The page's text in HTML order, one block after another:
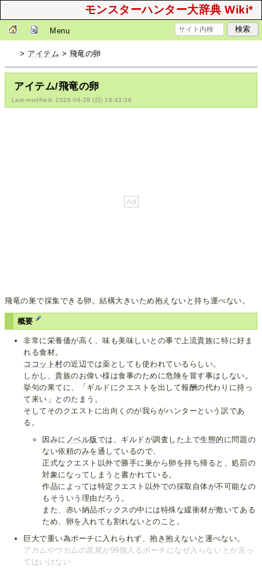
モンスターハンター大辞典 Wiki*
Menu
> アイテム > 飛竜の卵
アイテム/飛竜の卵
Last-modified: 2026-06-28 (日) 16:43:36
飛竜の巣で採集できる卵。結構大きいため抱えないと持ち運べない。
概要
非常に栄養価が高く、味も美味しいとの事で上流貴族に特に好ま
れる食材。
ココット村の近辺では薬としても使われているらしい。
しかし、貴族のお偉い様は食事のために危険を冒す事はしない。
挙句の果てに、「ギルドにクエストを出して報酬の代わりに持っ
て来い」とのたまう。
そしてそのクエストに出向くのが我らがハンターという訳であ
る。
因みに ノベル版では、ギルドが調査した上で生態的に問題の
ない依頼のみを通しているので、
正式なクエスト以外で勝手に巣から卵を持ち帰ると、処罰の
対象になってしまうと書かれている。
作品によっては特定クエスト以外での採取自体が不可能なの
もそういう理由だろう。
また、赤い納品ボックスの中には特殊な緩衝材が敷いてある
ため、卵を入れても割れないとのこと。
巨大で重い為ポーチに入れられず、抱き抱えないと運べない。
アカムやウカムの尻尾が99個入るポーチになぜ入らないとか言っ
てはいけない